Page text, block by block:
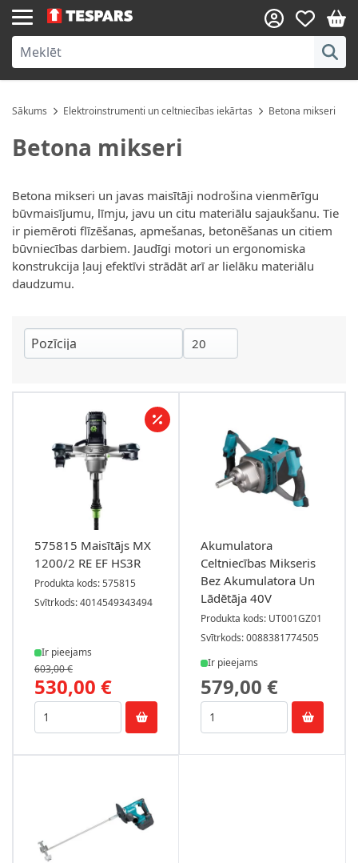
Skip to Content
Sākums Elektroinstrumenti un celtniecības iekārtas Betona mikseri
Betona mikseri
Betona mikseri un javas maisītāji nodrošina vienmērīgu
būvmaisījumu, līmju, javu un citu materiālu sajaukšanu. Tie
ir piemēroti flīzēšanas, apmešanas, betonēšanas un citiem
būvniecības darbiem. Jaudīgi motori un ergonomiska
konstrukcija ļauj efektīvi strādāt arī ar lielāku materiālu
daudzumu.
575815 Maisītājs MX
1200/2 RE EF HS3R
Produkta kods: 575815
Svītrkods: 4014549343494
Ir pieejams
530,00 €
603,00 €
Akumulatora
Celtniecības Mikseris
Bez Akumulatora Un
Lādētāja 40V
Produkta kods: UT001GZ01
Svītrkods: 0088381774505
Ir pieejams
579,00 €